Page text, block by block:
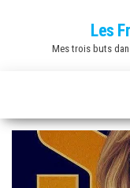
Les
Mes trois buts